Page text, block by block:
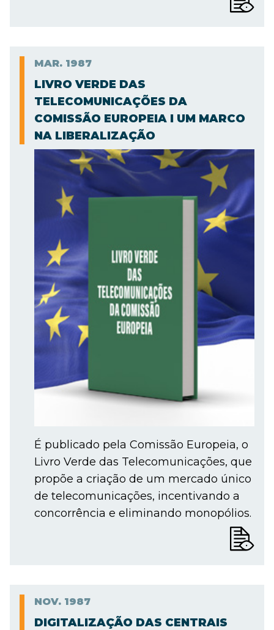
MAR. 1987
LIVRO VERDE DAS
TELECOMUNICAÇÕES DA
COMISSÃO EUROPEIA I UM MARCO
NA LIBERALIZAÇÃO
É publicado pela Comissão Europeia, o
Livro Verde das Telecomunicações, que
propõe a criação de um mercado único
de telecomunicações, incentivando a
concorrência e eliminando monopólios.
NOV. 1987
DIGITALIZAÇÃO DAS CENTRAIS